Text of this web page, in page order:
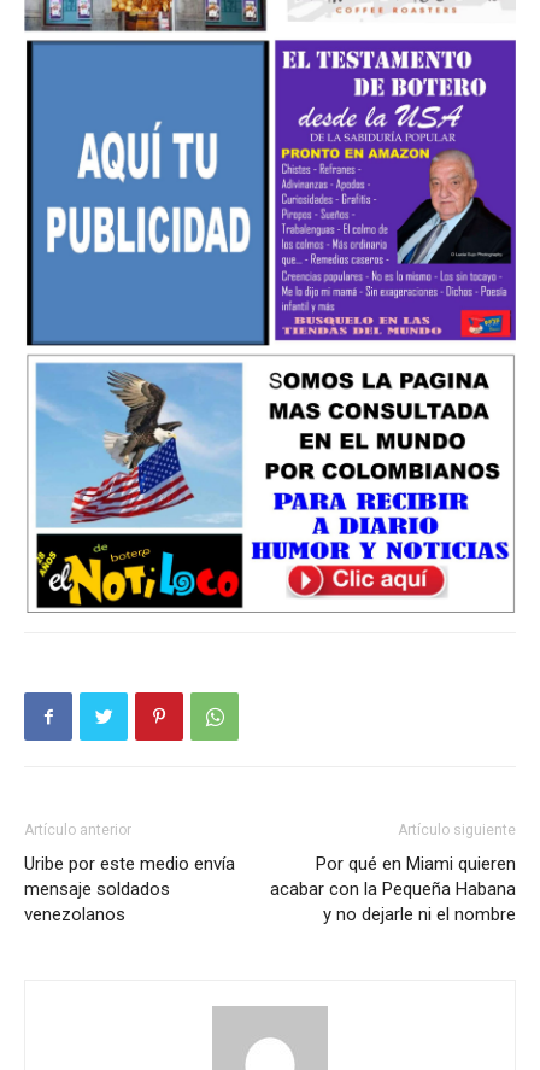
Artículo anterior
Uribe por este medio envía
mensaje soldados
venezolanos
Artículo siguiente
Por qué en Miami quieren
acabar con la Pequeña Habana
y no dejarle ni el nombre